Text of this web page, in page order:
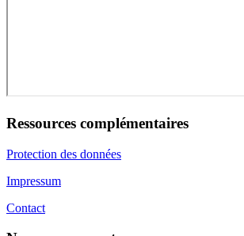
Ressources complémentaires
Protection des données
Impressum
Contact